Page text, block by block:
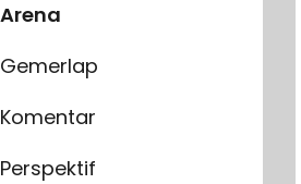
Arena
Gemerlap
Komentar
Perspektif